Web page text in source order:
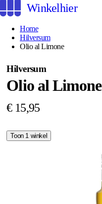
Winkelhier
Home
Hilversum
Olio al Limone
Hilversum
Olio al Limone
€ 15,95
Toon 1 winkel